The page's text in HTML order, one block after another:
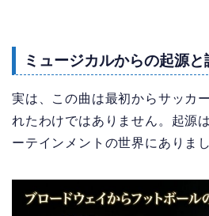
ミュージカルからの起源
実は、この曲は最初からサッカ
れたわけではありません。起源
ーテインメントの世界にありまし